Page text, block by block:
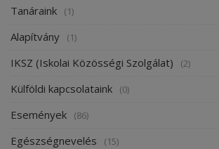
Tanáraink (1)
Alapítvány (1)
IKSZ (Iskolai Közösségi Szolgálat) (2)
Külföldi kapcsolataink (0)
Események (86)
Egészségnevelés (15)